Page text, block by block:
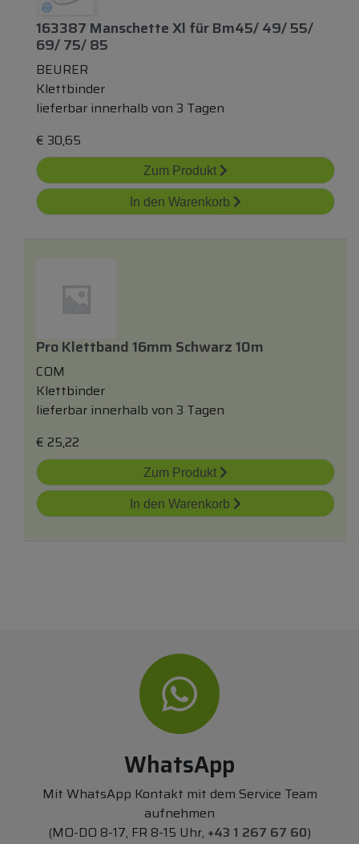
163387 Manschette Xl fürBm45/ 49/ 55/
69/ 75/ 85
BEURER
Klettbinder
lieferbar innerhalb von 3 Tagen
€ 30,65
Zum Produkt
In den Warenkorb
Pro Klettband 16mm Schwarz 10m
COM
Klettbinder
lieferbar innerhalb von 3 Tagen
€ 25,22
Zum Produkt
In den Warenkorb
WhatsApp
Mit WhatsApp Kontakt mit dem Service Team
aufnehmen
(MO-DO 8-17, FR 8-15 Uhr, +43 1 267 67 60)